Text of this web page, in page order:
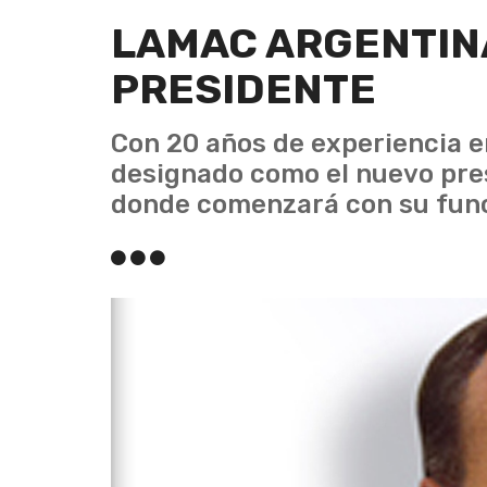
LAMAC
PRESIDENTE
Con 20 años de experiencia
designado como el nuevo
donde comenzará con su